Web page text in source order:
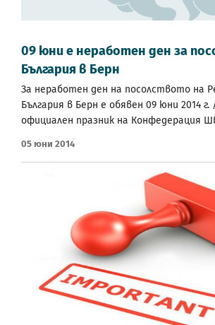
09 юни е неработен ден за
България в Берн
За неработен ден на посолството на
България в Берн е обявен 09 юни 2014
официален празник на Конфедерация
05 Юни 2014